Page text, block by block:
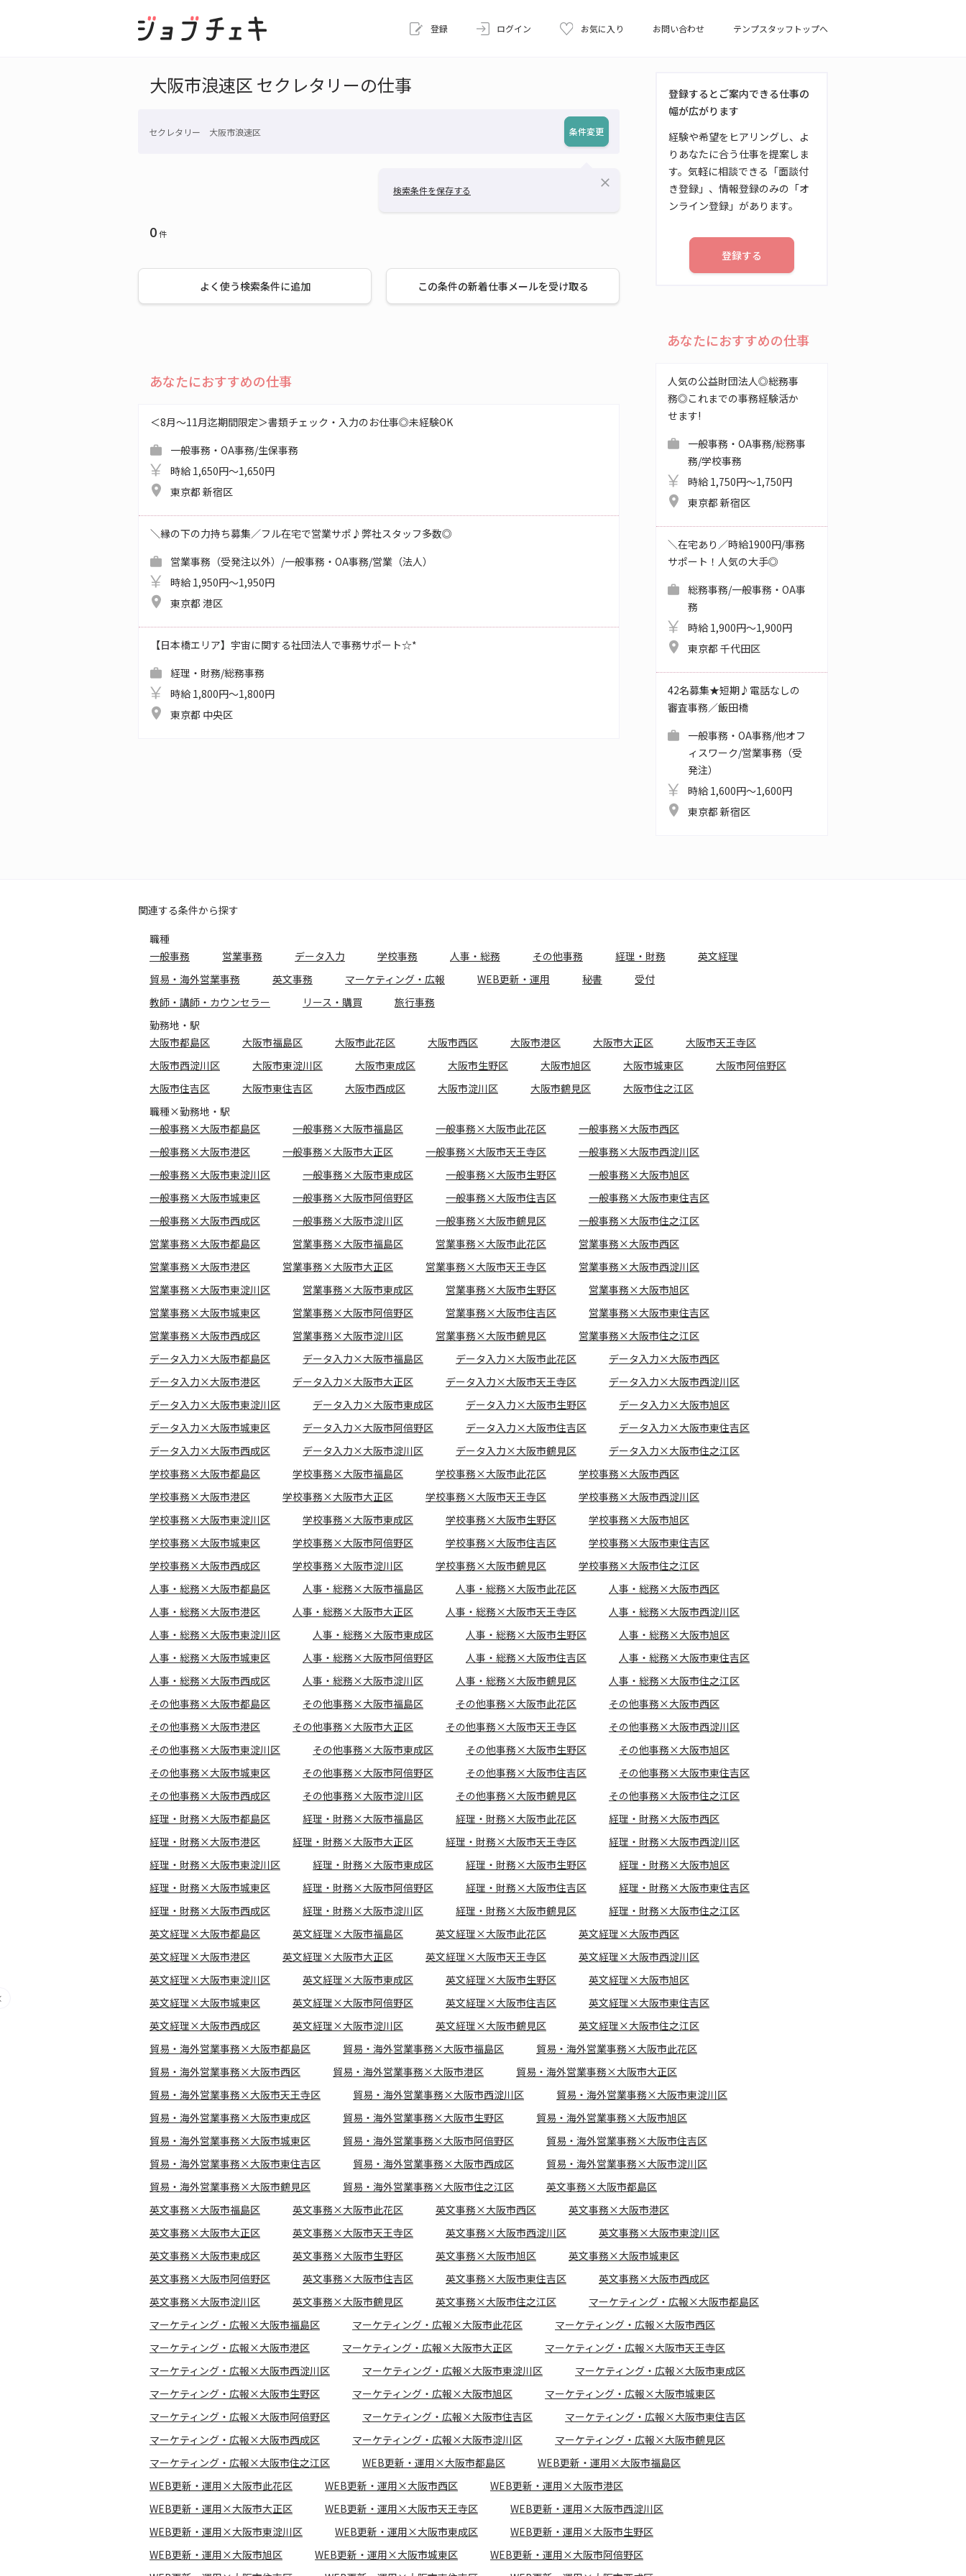
登録 ログイン お気に入り お問い合わせ テンプスタッフトップへ
大阪市浪速区 セクレタリーの仕事
セクレタリー 大阪市浪速区 条件変更
検索条件を保存する
close
0件
よく使う検索条件に追加 この条件の新着仕事メールを受け取る
あなたにおすすめの仕事
＜8月～11月迄期間限定＞書類チェック・入力のお仕事◎未経験OK
一般事務・OA事務/生保事務
時給 1,650円～1,650円
東京都 新宿区
＼縁の下の力持ち募集／フル在宅で営業サポ♪弊社スタッフ多数◎
営業事務（受発注以外）/一般事務・OA事務/営業（法人）
時給 1,950円～1,950円
東京都 港区
【日本橋エリア】宇宙に関する社団法人で事務サポート☆*
経理・財務/総務事務
時給 1,800円～1,800円
東京都 中央区
登録するとご案内できる仕事の
幅が広がります
経験や希望をヒアリングし、よ
りあなたに合う仕事を提案しま
す。気軽に相談できる「面談付
き登録」、情報登録のみの「オ
ンライン登録」があります。
登録する
あなたにおすすめの仕事
人気の公益財団法人◎総務事
務◎これまでの事務経験活か
せます!
一般事務・OA事務/総務事
務/学校事務
時給 1,750円～1,750円
東京都 新宿区
＼在宅あり／時給1900円/事務
サポート！人気の大手◎
総務事務/一般事務・OA事
務
時給 1,900円～1,900円
東京都 千代田区
42名募集★短期♪電話なしの
審査事務／飯田橋
一般事務・OA事務/他オフ
ィスワーク/営業事務（受
発注）
時給 1,600円～1,600円
東京都 新宿区
関連する条件から探す
職種
一般事務
営業事務 データ入力 学校事務 人事・総務 その他事務 経理・財務
英文経理
貿易・海外営業事務
英文事務 マーケティング・広報 WEB更新・運用 秘書
受付
教師・講師・カウンセラー
リース・購買
旅行事務
勤務地・駅
大阪市都島区
大阪市福島区 大阪市此花区 大阪市西区 大阪市港区 大阪市大正区
大阪市天王寺区
大阪市西淀川区
大阪市東淀川区 大阪市東成区 大阪市生野区 大阪市旭区 大阪市城東区
大阪市阿倍野区
大阪市住吉区
大阪市東住吉区 大阪市西成区 大阪市淀川区 大阪市鶴見区
大阪市住之江区
職種×勤務地・駅
一般事務×大阪市都島区
一般事務×大阪市福島区 一般事務×大阪市此花区
一般事務×大阪市西区
一般事務×大阪市港区
一般事務×大阪市大正区 一般事務×大阪市天王寺区
一般事務×大阪市西淀川区
一般事務×大阪市東淀川区
一般事務×大阪市東成区 一般事務×大阪市生野区
一般事務×大阪市旭区
一般事務×大阪市城東区
一般事務×大阪市阿倍野区 一般事務×大阪市住吉区
一般事務×大阪市東住吉区
一般事務×大阪市西成区
一般事務×大阪市淀川区 一般事務×大阪市鶴見区
一般事務×大阪市住之江区
営業事務×大阪市都島区
営業事務×大阪市福島区 営業事務×大阪市此花区
営業事務×大阪市西区
営業事務×大阪市港区
営業事務×大阪市大正区 営業事務×大阪市天王寺区
営業事務×大阪市西淀川区
営業事務×大阪市東淀川区
営業事務×大阪市東成区 営業事務×大阪市生野区
営業事務×大阪市旭区
営業事務×大阪市城東区
営業事務×大阪市阿倍野区 営業事務×大阪市住吉区
営業事務×大阪市東住吉区
営業事務×大阪市西成区
営業事務×大阪市淀川区 営業事務×大阪市鶴見区
営業事務×大阪市住之江区
データ入力×大阪市都島区
データ入力×大阪市福島区 データ入力×大阪市此花区
データ入力×大阪市西区
データ入力×大阪市港区
データ入力×大阪市大正区 データ入力×大阪市天王寺区
データ入力×大阪市西淀川区
データ入力×大阪市東淀川区
データ入力×大阪市東成区 データ入力×大阪市生野区
データ入力×大阪市旭区
データ入力×大阪市城東区
データ入力×大阪市阿倍野区 データ入力×大阪市住吉区
データ入力×大阪市東住吉区
データ入力×大阪市西成区
データ入力×大阪市淀川区 データ入力×大阪市鶴見区
データ入力×大阪市住之江区
学校事務×大阪市都島区
学校事務×大阪市福島区 学校事務×大阪市此花区
学校事務×大阪市西区
学校事務×大阪市港区
学校事務×大阪市大正区 学校事務×大阪市天王寺区
学校事務×大阪市西淀川区
学校事務×大阪市東淀川区
学校事務×大阪市東成区 学校事務×大阪市生野区
学校事務×大阪市旭区
学校事務×大阪市城東区
学校事務×大阪市阿倍野区 学校事務×大阪市住吉区
学校事務×大阪市東住吉区
学校事務×大阪市西成区
学校事務×大阪市淀川区 学校事務×大阪市鶴見区
学校事務×大阪市住之江区
人事・総務×大阪市都島区
人事・総務×大阪市福島区 人事・総務×大阪市此花区
人事・総務×大阪市西区
人事・総務×大阪市港区
人事・総務×大阪市大正区 人事・総務×大阪市天王寺区
人事・総務×大阪市西淀川区
人事・総務×大阪市東淀川区
人事・総務×大阪市東成区 人事・総務×大阪市生野区
人事・総務×大阪市旭区
人事・総務×大阪市城東区
人事・総務×大阪市阿倍野区 人事・総務×大阪市住吉区
人事・総務×大阪市東住吉区
人事・総務×大阪市西成区
人事・総務×大阪市淀川区 人事・総務×大阪市鶴見区
人事・総務×大阪市住之江区
その他事務×大阪市都島区
その他事務×大阪市福島区 その他事務×大阪市此花区
その他事務×大阪市西区
その他事務×大阪市港区
その他事務×大阪市大正区 その他事務×大阪市天王寺区
その他事務×大阪市西淀川区
その他事務×大阪市東淀川区
その他事務×大阪市東成区 その他事務×大阪市生野区
その他事務×大阪市旭区
その他事務×大阪市城東区
その他事務×大阪市阿倍野区 その他事務×大阪市住吉区
その他事務×大阪市東住吉区
その他事務×大阪市西成区
その他事務×大阪市淀川区 その他事務×大阪市鶴見区
その他事務×大阪市住之江区
経理・財務×大阪市都島区
経理・財務×大阪市福島区 経理・財務×大阪市此花区
経理・財務×大阪市西区
経理・財務×大阪市港区
経理・財務×大阪市大正区 経理・財務×大阪市天王寺区
経理・財務×大阪市西淀川区
経理・財務×大阪市東淀川区
経理・財務×大阪市東成区 経理・財務×大阪市生野区
経理・財務×大阪市旭区
経理・財務×大阪市城東区
経理・財務×大阪市阿倍野区 経理・財務×大阪市住吉区
経理・財務×大阪市東住吉区
経理・財務×大阪市西成区
経理・財務×大阪市淀川区 経理・財務×大阪市鶴見区
経理・財務×大阪市住之江区
英文経理×大阪市都島区
英文経理×大阪市福島区 英文経理×大阪市此花区
英文経理×大阪市西区
英文経理×大阪市港区
英文経理×大阪市大正区 英文経理×大阪市天王寺区
英文経理×大阪市西淀川区
英文経理×大阪市東淀川区
英文経理×大阪市東成区 英文経理×大阪市生野区
英文経理×大阪市旭区
英文経理×大阪市城東区
英文経理×大阪市阿倍野区 英文経理×大阪市住吉区
英文経理×大阪市東住吉区
英文経理×大阪市西成区
英文経理×大阪市淀川区 英文経理×大阪市鶴見区
英文経理×大阪市住之江区
貿易・海外営業事務×大阪市都島区
貿易・海外営業事務×大阪市福島区
貿易・海外営業事務×大阪市此花区
貿易・海外営業事務×大阪市西区
貿易・海外営業事務×大阪市港区
貿易・海外営業事務×大阪市大正区
貿易・海外営業事務×大阪市天王寺区
貿易・海外営業事務×大阪市西淀川区
貿易・海外営業事務×大阪市東淀川区
貿易・海外営業事務×大阪市東成区
貿易・海外営業事務×大阪市生野区
貿易・海外営業事務×大阪市旭区
貿易・海外営業事務×大阪市城東区
貿易・海外営業事務×大阪市阿倍野区
貿易・海外営業事務×大阪市住吉区
貿易・海外営業事務×大阪市東住吉区
貿易・海外営業事務×大阪市西成区
貿易・海外営業事務×大阪市淀川区
貿易・海外営業事務×大阪市鶴見区
貿易・海外営業事務×大阪市住之江区
英文事務×大阪市都島区
英文事務×大阪市福島区
英文事務×大阪市此花区 英文事務×大阪市西区
英文事務×大阪市港区
英文事務×大阪市大正区
英文事務×大阪市天王寺区 英文事務×大阪市西淀川区
英文事務×大阪市東淀川区
英文事務×大阪市東成区
英文事務×大阪市生野区 英文事務×大阪市旭区
英文事務×大阪市城東区
英文事務×大阪市阿倍野区
英文事務×大阪市住吉区 英文事務×大阪市東住吉区
英文事務×大阪市西成区
英文事務×大阪市淀川区
英文事務×大阪市鶴見区 英文事務×大阪市住之江区
マーケティング・広報×大阪市都島区
マーケティング・広報×大阪市福島区
マーケティング・広報×大阪市此花区
マーケティング・広報×大阪市西区
マーケティング・広報×大阪市港区
マーケティング・広報×大阪市大正区
マーケティング・広報×大阪市天王寺区
マーケティング・広報×大阪市西淀川区
マーケティング・広報×大阪市東淀川区
マーケティング・広報×大阪市東成区
マーケティング・広報×大阪市生野区
マーケティング・広報×大阪市旭区
マーケティング・広報×大阪市城東区
マーケティング・広報×大阪市阿倍野区
マーケティング・広報×大阪市住吉区
マーケティング・広報×大阪市東住吉区
マーケティング・広報×大阪市西成区
マーケティング・広報×大阪市淀川区
マーケティング・広報×大阪市鶴見区
マーケティング・広報×大阪市住之江区
WEB更新・運用×大阪市都島区
WEB更新・運用×大阪市福島区
WEB更新・運用×大阪市此花区
WEB更新・運用×大阪市西区
WEB更新・運用×大阪市港区
WEB更新・運用×大阪市大正区
WEB更新・運用×大阪市天王寺区
WEB更新・運用×大阪市西淀川区
WEB更新・運用×大阪市東淀川区
WEB更新・運用×大阪市東成区
WEB更新・運用×大阪市生野区
WEB更新・運用×大阪市旭区
WEB更新・運用×大阪市城東区
WEB更新・運用×大阪市阿倍野区